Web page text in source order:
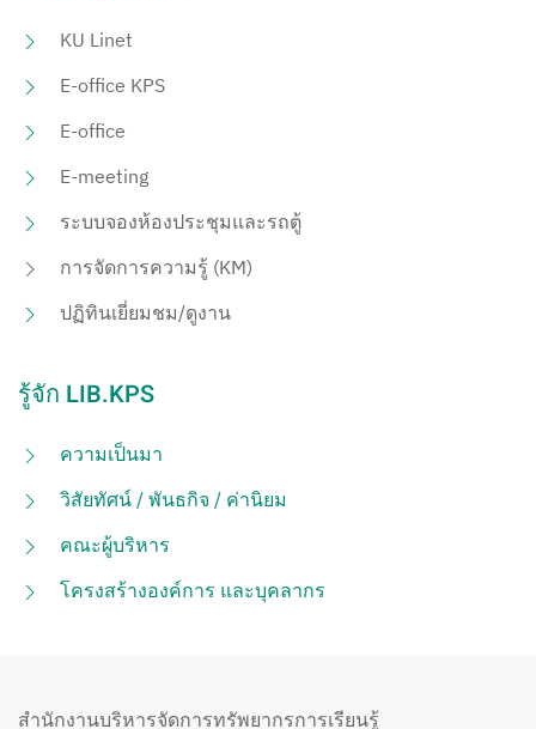
KU Linet
E-office KPS
E-office
E-meeting
ระบบจองห้องประชุมและรถตู้
การจัดการความรู้ (KM)
ปฏิทินเยี่ยมชม/ดูงาน
รู้จัก LIB.KPS
ความเป็นมา
วิสัยทัศน์ / พันธกิจ / ค่านิยม
คณะผู้บริหาร
โครงสร้างองค์การ และบุคลากร
สำนักงานบริหารจัดการทรัพยากรการเรียนรู้